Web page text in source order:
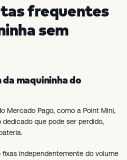
frequentes
sem
maquininha do
Mercado Pago, como a Point Mini,
que pode ser perdido,
fixas independentemente do volume